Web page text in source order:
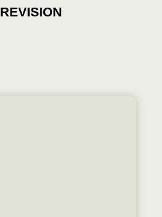
REVISION